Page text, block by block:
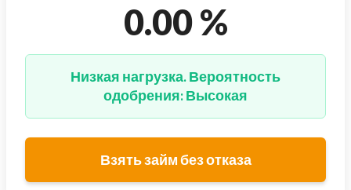
0.00 %
Низкая нагрузка. Вероятность
одобрения: Высокая
Взять займ без отказа